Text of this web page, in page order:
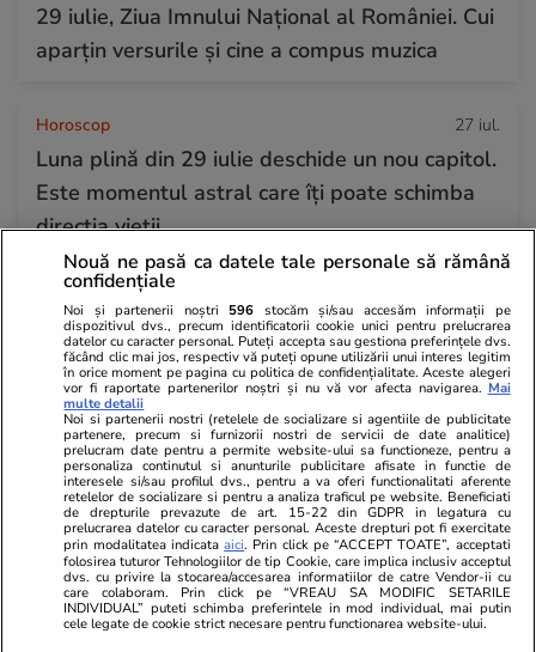
29 iulie, Ziua Imnului Național al României. Cui
aparțin versurile și cine a compus muzica
Horoscop 27 iul.
Luna plină din 29 iulie deschide un nou capitol.
Este momentul astral care îți poate schimba
direcția vieții
Lifestyle 18:12
Ce contează pentru români când
cumpără o roșie: Florelia rămâne
Vacanțe și
Bella Italia,
hoardele
Nouă ne pasă ca datele tale personale să rămână
confidențiale
Noi și partenerii noștri 596 stocăm și/sau accesăm informații pe
dispozitivul dvs., precum identificatorii cookie unici pentru prelucrarea
datelor cu caracter personal. Puteți accepta sau gestiona preferințele dvs.
făcând clic mai jos, respectiv vă puteți opune utilizării unui interes legitim
în orice moment pe pagina cu politica de confidențialitate. Aceste alegeri
vor fi raportate partenerilor noștri și nu vă vor afecta navigarea. Mai
multe detalii
Noi si partenerii nostri (retelele de socializare si agentiile de publicitate
partenere, precum si furnizorii nostri de servicii de date analitice)
prelucram date pentru a permite website-ului sa functioneze, pentru a
personaliza continutul si anunturile publicitare afisate in functie de
interesele si/sau profilul dvs., pentru a va oferi functionalitati aferente
retelelor de socializare si pentru a analiza traficul pe website. Beneficiati
de drepturile prevazute de art. 15-22 din GDPR in legatura cu
prelucrarea datelor cu caracter personal. Aceste drepturi pot fi exercitate
prin modalitatea indicataaici. Prin click pe “ACCEPT TOATE”, acceptati
folosirea tuturor Tehnologiilor de tip Cookie, care implica inclusiv acceptul
dvs. cu privire la stocarea/accesarea informatiilor de catre Vendor-ii cu
care colaboram. Prin click pe “VREAU SA MODIFIC SETARILE
INDIVIDUAL” puteti schimba preferintele in mod individual, mai putin
cele legate de cookie strict necesare pentru functionarea website-ului.